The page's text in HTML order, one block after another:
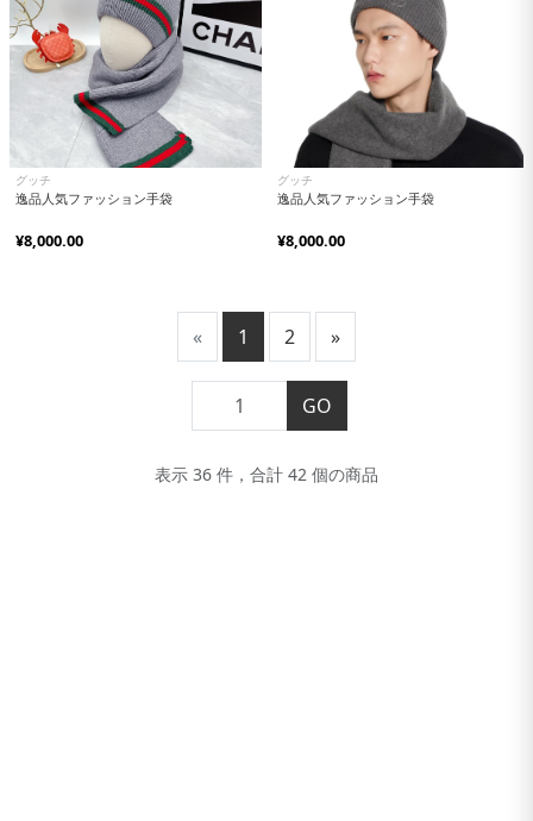
グッチ
逸品人気ファッション手袋
¥8,000.00
グッチ
逸品人気ファッション手袋
¥8,000.00
« 1 2 »
GO
表示 36 件，合計 42 個の商品